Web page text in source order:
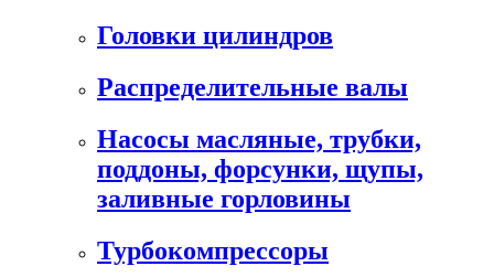
Головки цилиндров
Распределительные валы
Насосы масляные, трубки,
поддоны, форсунки, щупы,
заливные горловины
Турбокомпрессоры